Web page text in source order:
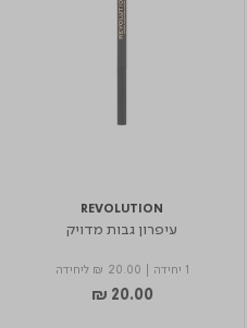
REVOLUTION
עיפרון גבות מדויק
1 יחידה ₪ 20.00 ליחידה
₪ 20.00